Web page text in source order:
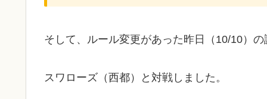
そして、ルール変更があった昨日（10/10）の
スワローズ（西都）と対戦しました。